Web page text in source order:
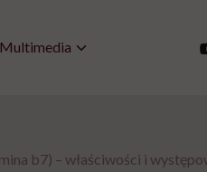
Multimedia
b7) – właściwości i